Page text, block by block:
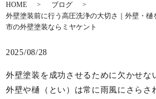
HOME
ブログ
外壁塗装前に行う高圧洗浄の大切さ｜外壁・
市の外壁塗装ならミヤケント
2025/08/28
外壁塗装を成功させるために欠かせな
外壁や樋（とい）は常に雨風にさらさ